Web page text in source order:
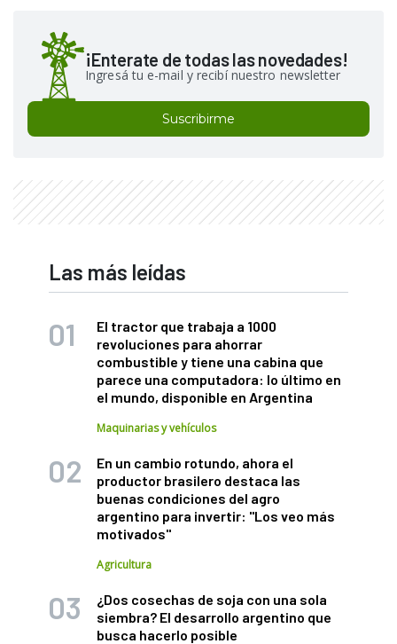
¡Enterate de todas las novedades!
Ingresá tu e-mail y recibí nuestro newsletter
Suscribirme
Las más leídas
El tractor que trabaja a 1000
revoluciones para ahorrar
combustible y tiene una cabina que
parece una computadora: lo último en
el mundo, disponible en Argentina
Maquinarias y vehículos
En un cambio rotundo, ahora el
productor brasilero destaca las
buenas condiciones del agro
argentino para invertir: "Los veo más
motivados"
Agricultura
¿Dos cosechas de soja con una sola
siembra? El desarrollo argentino que
busca hacerlo posible